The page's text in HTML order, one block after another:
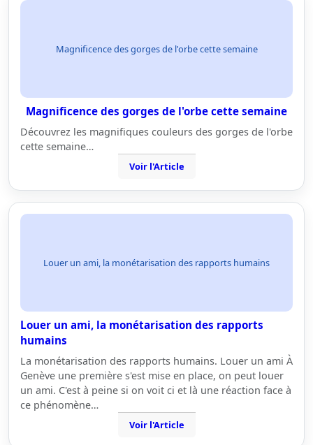
Magnificence des gorges de l'orbe cette semaine
Magnificence des gorges de l'orbe cette semaine
Découvrez les magnifiques couleurs des gorges de l'orbe
cette semaine…
Voir l'Article
Louer un ami, la monétarisation des rapports humains
Louer un ami, la monétarisation des rapports
humains
La monétarisation des rapports humains. Louer un ami À
Genève une première s'est mise en place, on peut louer
un ami. C'est à peine si on voit ci et là une réaction face à
ce phénomène…
Voir l'Article